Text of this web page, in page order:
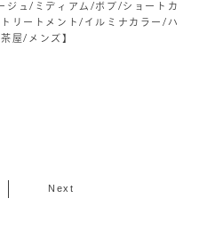
ジュ/ミディアム/ボブ/ショートカ
リートメント/イルミナカラー/ハ
屋/メンズ】
Next